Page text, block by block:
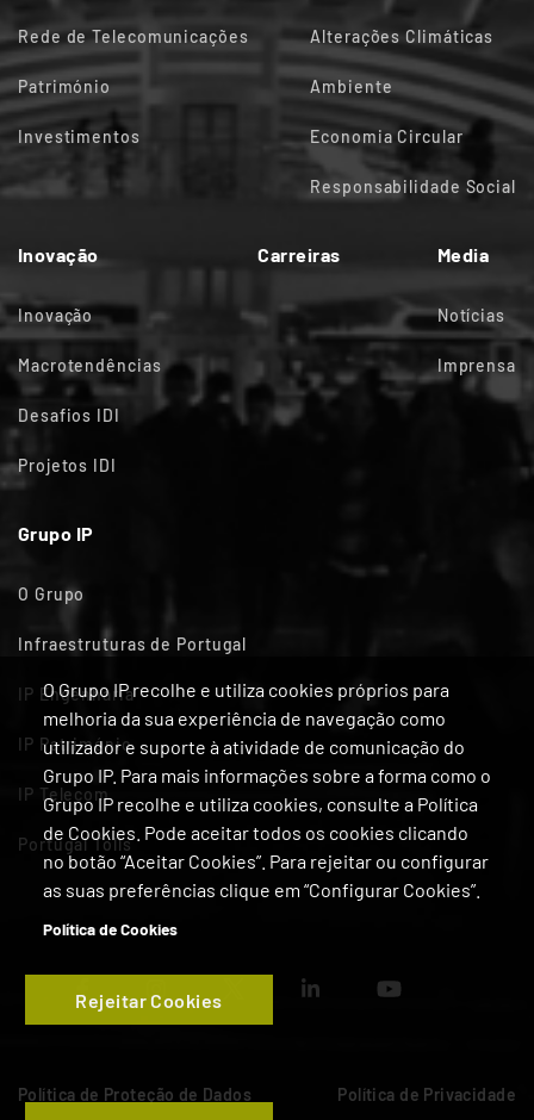
O Grupo IP recolhe e utiliza cookies próprios para
melhoria da sua experiência de navegação como
utilizador e suporte à atividade de comunicação do
Grupo IP. Para mais informações sobre a forma como o
Grupo IP recolhe e utiliza cookies, consulte a Política
de Cookies. Pode aceitar todos os cookies clicando
no botão “Aceitar Cookies”. Para rejeitar ou configurar
as suas preferências clique em “Configurar Cookies”.
Política de Cookies
Rejeitar Cookies
Rede de Telecomunicações
Património
Investimentos
Alterações Climáticas
Ambiente
Economia Circular
Responsabilidade Social
Inovação
Inovação
Macrotendências
Desafios IDI
Projetos IDI
Carreiras Media
Notícias
Imprensa
Grupo IP
O Grupo
Infraestruturas de Portugal
IP Engenharia
IP Património
IP Telecom
Portugal Tolls
Política de Proteção de Dados Política de Privacidade